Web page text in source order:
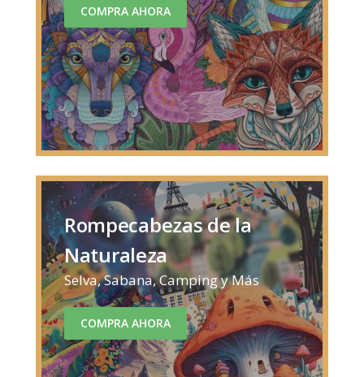
COMPRA AHORA
Rompecabezas de la
Naturaleza
Selva, Sabana, Camping y Más
COMPRA AHORA